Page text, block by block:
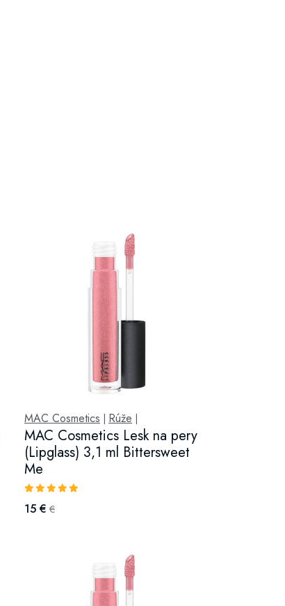
MAC Cosmetics Rúže
MAC Cosmetics Lesk na pery
(Lipglass) 3,1 ml Bittersweet
Me
15 € €